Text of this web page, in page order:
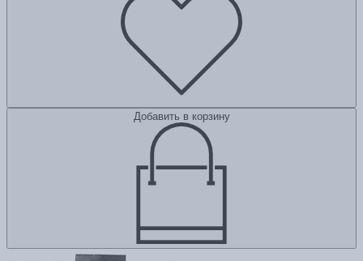
Добавить в корзину